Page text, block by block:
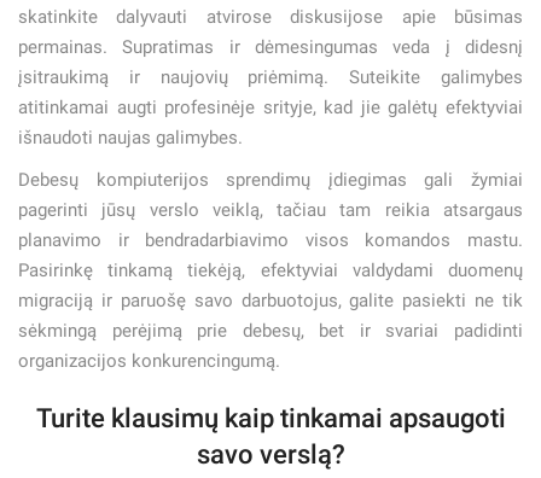
skatinkite dalyvauti atvirose diskusijose apie būsimas
permainas. Supratimas ir dėmesingumas veda į didesnį
įsitraukimą ir naujovių priėmimą. Suteikite galimybes
atitinkamai augti profesinėje srityje, kad jie galėtų efektyviai
išnaudoti naujas galimybes.
Debesų kompiuterijos sprendimų įdiegimas gali žymiai
pagerinti jūsų verslo veiklą, tačiau tam reikia atsargaus
planavimo ir bendradarbiavimo visos komandos mastu.
Pasirinkę tinkamą tiekėją, efektyviai valdydami duomenų
migraciją ir paruošę savo darbuotojus, galite pasiekti ne tik
sėkmingą perėjimą prie debesų, bet ir svariai padidinti
organizacijos konkurencingumą.
Turite klausimų kaip tinkamai apsaugoti
savo verslą?